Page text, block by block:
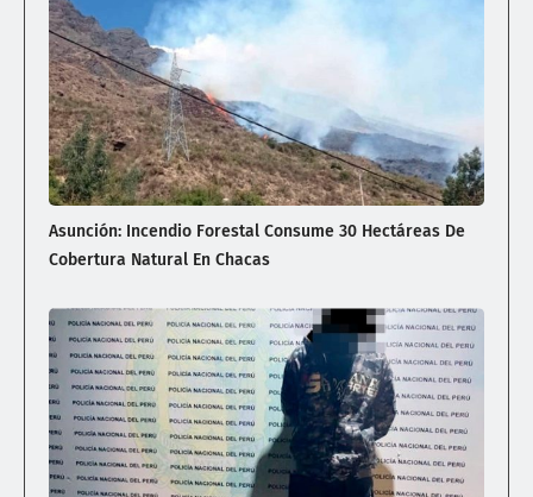
Asunción: Incendio Forestal Consume 30 Hectáreas De
Cobertura Natural En Chacas